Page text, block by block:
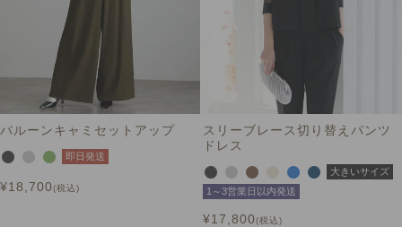
バルーンキャミセットアップ
即日発送
¥18,700 税込
スリーブレース切り替えパンツ
ドレス
大きいサイズ
1～3営業日以内発送
¥17,800 税込